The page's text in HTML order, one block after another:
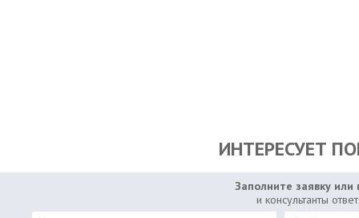
ИНТЕРЕСУЕТ
Заполните заявку
и консультанты